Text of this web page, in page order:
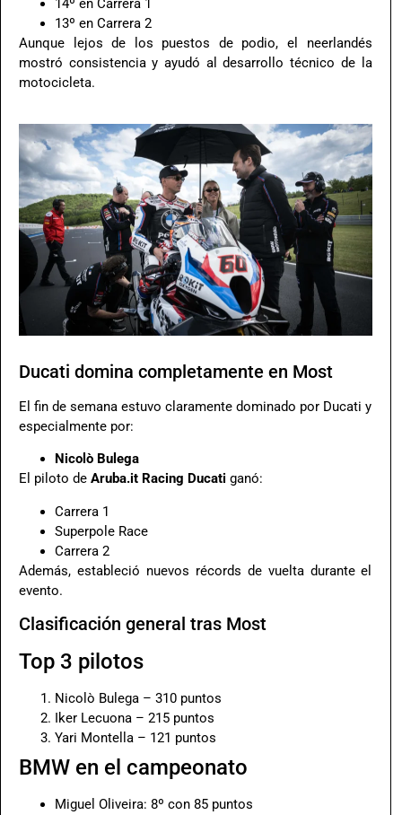
14º en Carrera 1
13º en Carrera 2
Aunque lejos de los puestos de podio, el neerlandés
mostró consistencia y ayudó al desarrollo técnico de la
motocicleta.
Ducati domina completamente en Most
El fin de semana estuvo claramente dominado por Ducati y
especialmente por:
Nicolò Bulega
El piloto de Aruba.it Racing Ducati ganó:
Carrera 1
Superpole Race
Carrera 2
Además, estableció nuevos récords de vuelta durante el
evento.
Clasificación general tras Most
Top 3 pilotos
Nicolò Bulega – 310 puntos
Iker Lecuona – 215 puntos
Yari Montella – 121 puntos
BMW en el campeonato
Miguel Oliveira: 8º con 85 puntos